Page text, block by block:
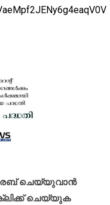
ചെയ്യുവാൻ
ക്ലിക്ക് ചെയ്യുക